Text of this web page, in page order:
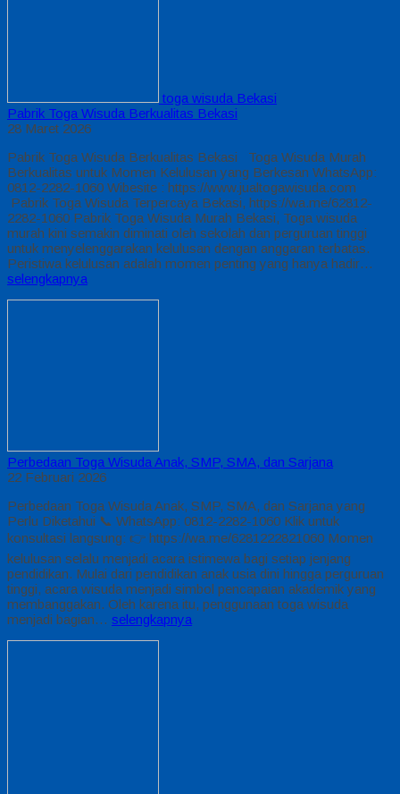
toga wisuda Bekasi
Pabrik Toga Wisuda Berkualitas Bekasi
28 Maret 2026
Pabrik Toga Wisuda Berkualitas Bekasi Toga Wisuda Murah
Berkualitas untuk Momen Kelulusan yang Berkesan WhatsApp:
0812-2282-1060 Wibesite : https://www.jualtogawisuda.com
Pabrik Toga Wisuda Terpercaya Bekasi, https://wa.me/62812-
2282-1060 Pabrik Toga Wisuda Murah Bekasi, Toga wisuda
murah kini semakin diminati oleh sekolah dan perguruan tinggi
untuk menyelenggarakan kelulusan dengan anggaran terbatas.
Peristiwa kelulusan adalah momen penting yang hanya hadir…
selengkapnya
Perbedaan Toga Wisuda Anak, SMP, SMA, dan Sarjana
22 Februari 2026
Perbedaan Toga Wisuda Anak, SMP, SMA, dan Sarjana yang
Perlu Diketahui 📞 WhatsApp: 0812-2282-1060 Klik untuk
konsultasi langsung: 👉 https://wa.me/6281222821060 Momen
kelulusan selalu menjadi acara istimewa bagi setiap jenjang
pendidikan. Mulai dari pendidikan anak usia dini hingga perguruan
tinggi, acara wisuda menjadi simbol pencapaian akademik yang
membanggakan. Oleh karena itu, penggunaan toga wisuda
menjadi bagian… selengkapnya